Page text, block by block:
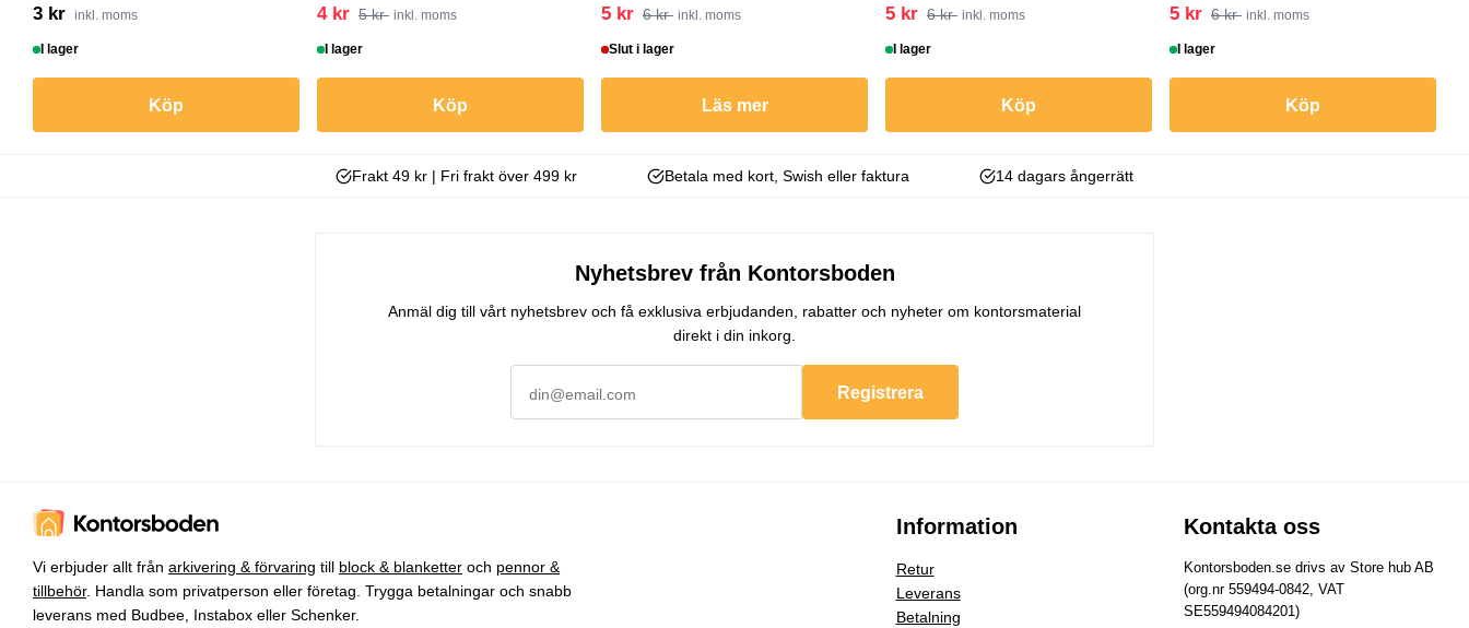
3 kr inkl. moms
I lager
Köp
4 kr 5 kr inkl. moms
I lager
Köp
5 kr 6 kr inkl. moms
Slut i lager
Läs mer
5 kr 6 kr inkl. moms
I lager
Köp
5 kr 6 kr inkl. moms
I lager
Köp
Frakt 49 kr | Fri frakt över 499 kr Betala med kort, Swish eller faktura 14 dagars ångerrätt
Nyhetsbrev från Kontorsboden
Anmäl dig till vårt nyhetsbrev och få exklusiva erbjudanden, rabatter och nyheter om kontorsmaterial
direkt i din inkorg.
Registrera
Vi erbjuder allt från arkivering & förvaring till block & blanketter och pennor &
tillbehör. Handla som privatperson eller företag. Trygga betalningar och snabb
leverans med Budbee, Instabox eller Schenker.
Information
Retur
Leverans
Betalning
Kontakta oss
Kontorsboden.se drivs av Store hub AB
(org.nr 559494-0842, VAT
SE559494084201)